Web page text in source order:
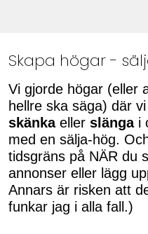
Skapa högar -
Vi gjorde högar (eller
hellre ska säga) där
skänkaeller slängai
med en sälja-hög.
tidsgräns på NÄR du
annonser eller lägg
Annars är risken att
funkar jag i alla fall.)